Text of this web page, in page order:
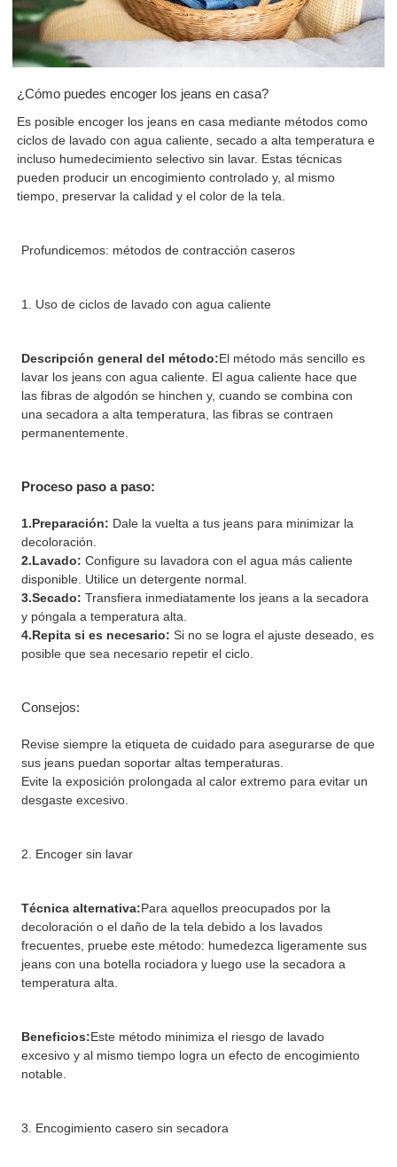
¿Cómo puedes encoger los jeans en casa?
Es posible encoger los jeans en casa mediante métodos como
ciclos de lavado con agua caliente, secado a alta temperatura e
incluso humedecimiento selectivo sin lavar. Estas técnicas
pueden producir un encogimiento controlado y, al mismo
tiempo, preservar la calidad y el color de la tela.
Profundicemos: métodos de contracción caseros
1. Uso de ciclos de lavado con agua caliente
Descripción general del método:El método más sencillo es
lavar los jeans con agua caliente. El agua caliente hace que
las fibras de algodón se hinchen y, cuando se combina con
una secadora a alta temperatura, las fibras se contraen
permanentemente.
Proceso paso a paso:
1.Preparación: Dale la vuelta a tus jeans para minimizar la
decoloración.
2.Lavado: Configure su lavadora con el agua más caliente
disponible. Utilice un detergente normal.
3.Secado: Transfiera inmediatamente los jeans a la secadora
y póngala a temperatura alta.
4.Repita si es necesario: Si no se logra el ajuste deseado, es
posible que sea necesario repetir el ciclo.
Consejos:
Revise siempre la etiqueta de cuidado para asegurarse de que
sus jeans puedan soportar altas temperaturas.
Evite la exposición prolongada al calor extremo para evitar un
desgaste excesivo.
2. Encoger sin lavar
Técnica alternativa:Para aquellos preocupados por la
decoloración o el daño de la tela debido a los lavados
frecuentes, pruebe este método: humedezca ligeramente sus
jeans con una botella rociadora y luego use la secadora a
temperatura alta.
Beneficios:Este método minimiza el riesgo de lavado
excesivo y al mismo tiempo logra un efecto de encogimiento
notable.
3. Encogimiento casero sin secadora